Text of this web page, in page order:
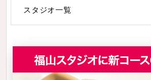
スタジオ一覧